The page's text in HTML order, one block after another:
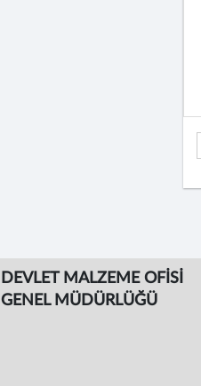
DEVLET MALZEME OFİSİ
GENEL MÜDÜRLÜĞÜ